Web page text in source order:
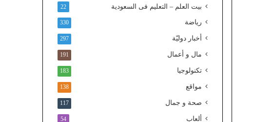
ل
م
ح
بيت العلم – التعليم فى السعودية 22
رياضة 330
أخبار دوليّة 297
مال و أعمال 191
تكنولوجيا 183
مواقع 138
صحة و جمال 117
ألعاب 54